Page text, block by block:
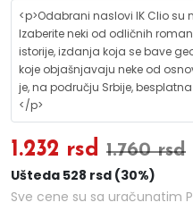
<p>Odabrani naslovi IK Clio su
Izaberite neki od odličnih
istorije, izdanja koja se bave
koje objašnjavaju neke od
je, na području Srbije,
</p>
1.232 rsd 1.760 rsd
Ušteda 528 rsd (30%)
Sve cene su sa uračunatim